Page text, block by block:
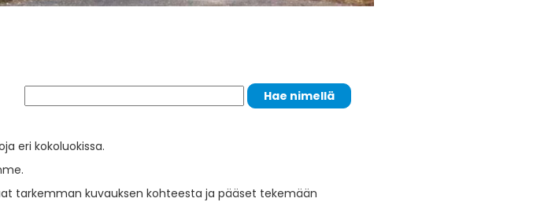
eri kokoluokissa.
tarkemman kuvauksen kohteesta ja pääset tekemään